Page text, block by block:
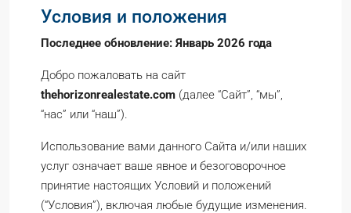
Условия и положения
Последнее обновление: Январь 2026 года
Добро пожаловать на сайт
thehorizonrealestate.com (далее “Сайт”, “мы”,
“нас” или “наш”).
Использование вами данного Сайта и/или наших
услуг означает ваше явное и безоговорочное
принятие настоящих Условий и положений
(“Условия”), включая любые будущие изменения.